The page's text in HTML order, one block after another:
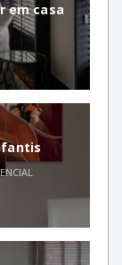
em casa